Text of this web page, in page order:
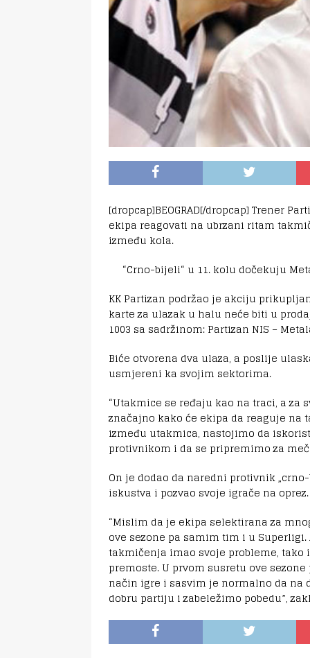
[dropcap]BEOGRAD[/dropcap] Trener
ekipa reagovati na ubrzani ritam
između kola.
“Crno-bijeli“ u 11. kolu dočekuju
KK Partizan podržao je akciju
karte za ulazak u halu neće biti u
1003 sa sadržinom: Partizan NIS –
Biće otvorena dva ulaza, a poslije
usmjereni ka svojim sektorima.
“Utakmice se ređaju kao na traci, a za
značajno kako će ekipa da reaguje na
između utakmica, nastojimo da
protivnikom i da se pripremimo za
On je dodao da naredni protivnik
iskustva i pozvao svoje igrače na oprez.
“Mislim da je ekipa selektirana za
ove sezone pa samim tim i u
takmičenja imao svoje probleme,
premoste. U prvom susretu ove
način igre i sasvim je normalno da na
dobru partiju i zabeležimo pobedu”,